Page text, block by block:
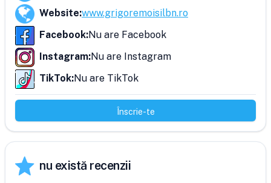
Website:www.grigoremoisilbn.ro
Facebook:Nu are Facebook
Instagram:Nu are Instagram
TikTok:Nu are TikTok
Înscrie-te
nu există recenzii